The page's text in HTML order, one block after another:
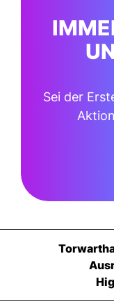
Sei der